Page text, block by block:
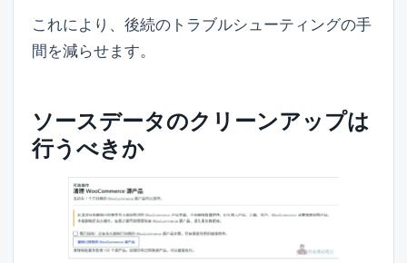
これにより、後続のトラブルシューティングの手
間を減らせます。
ソースデータのクリーンアップは
行うべきか